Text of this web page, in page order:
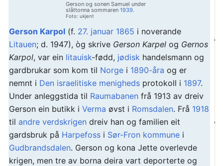
Gerson og sonen Samuel under
slåttonna sommaren 1939.
Foto: ukjent
Gerson Karpol (f. 27. januar 1865 i noverande
Litauen; d. 1947), òg skrive Gerson Karpel og Gernos
Karpol, var ein litauisk-fødd, jødisk handelsmann og
gardbrukar som kom til Norge i 1890-åra og er
nemnt i Den israelitiske menigheds protokoll i 1897.
Under anleggstida til Raumabanen frå 1913 av dreiv
Gerson ein butikk i Verma øvst i Romsdalen. Frå 1918
til andre verdskrigen dreiv han og familien eit
gardsbruk på Harpefoss i Sør-Fron kommune i
Gudbrandsdalen. Gerson og kona Jette overlevde
krigen, men tre av borna deira vart deporterte og